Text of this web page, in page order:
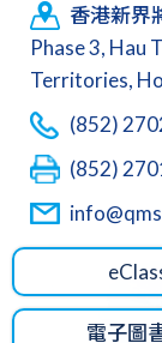
香港新界
Phase 3, Hau
Territories,
(852)
(852)
電子圖